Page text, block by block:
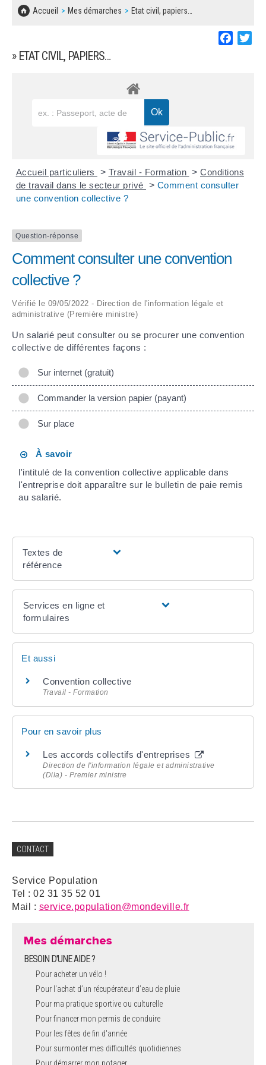
Accueil Mes démarches Etat civil, papiers…
» ETAT CIVIL, PAPIERS…
Accueil particuliers > Travail - Formation > Conditions
de travail dans le secteur privé > Comment consulter
une convention collective ?
Question-réponse
Comment consulter une convention
collective ?
Vérifié le 09/05/2022 - Direction de l'information légale et
administrative (Première ministre)
Un salarié peut consulter ou se procurer une convention
collective de différentes façons :
Sur internet (gratuit)
Commander la version papier (payant)
Sur place
À savoir
l'intitulé de la convention collective applicable dans
l'entreprise doit apparaître sur le bulletin de paie remis
au salarié.
Textes de
référence
Services en ligne et
formulaires
Et aussi
Convention collective
Travail - Formation
Pour en savoir plus
Les accords collectifs d'entreprises
Direction de l'information légale et administrative
(Dila) - Premier ministre
CONTACT
Service Population
Tel : 02 31 35 52 01
Mail : service.population@mondeville.fr
Mes démarches
BESOIN D'UNE AIDE ?
Pour acheter un vélo !
Pour l'achat d’un récupérateur d’eau de pluie
Pour ma pratique sportive ou culturelle
Pour financer mon permis de conduire
Pour les fêtes de fin d'année
Pour surmonter mes difficultés quotidiennes
CONCERTATIONS PUBLIQUES
SOLIDARITÉ, LOGEMENT
SÉNIORS
DECHETS
BESOIN D'UNE AIDE ?
LES ASSOCIATIONS
MARCHÉS PUBLICS
DOCUMENT D'INFORMATION COMMUNAL
REGLEMENT LOCAL DE PUBLICITÉ
DECLARATION DE DEMARCHAGE
DOSSIER DE DEMANDE DE SUBVENTION
DEMANDE DE PRÊT DE MATERIEL
FICHE D'ORGANISATION MANIFESTATION
PLAN D'ACTION MUNICIPAL
DÉLIBÉRATIONS